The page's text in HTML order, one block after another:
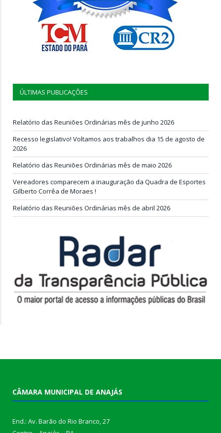
ÚLTIMAS PUBLICAÇÕES
Relatório das Reuniões Ordinárias mês de junho 2026
Recesso legislativo! Voltamos aos trabalhos dia 15 de agosto de
2026
Relatório das Reuniões Ordinárias mês de maio 2026
Vereadores comparecem a inauguração da Quadra de Esportes
Gilberto Corrêa de Moraes !
Relatório das Reuniões Ordinárias mês de abril 2026
CÂMARA MUNICIPAL DE ANAJÁS
End.: Av. Barão do Rio Branco, 27